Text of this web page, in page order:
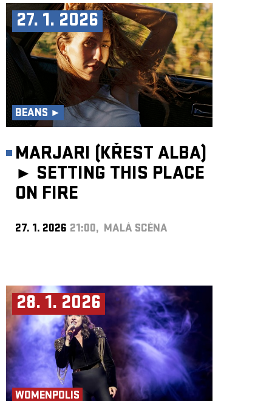
27. 1. 2026
BEANS ►
MARJARI (KŘEST ALBA)
► SETTING THIS PLACE
ON FIRE
27. 1. 2026 21:00, MALÁ SCÉNA
28. 1. 2026
WOMENPOLIS